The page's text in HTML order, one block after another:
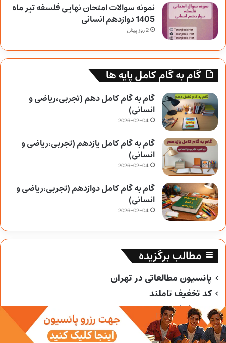
نمونه سوالات امتحان نهایی فلسفه تیر ماه
1405 دوازدهم انسانی
2 روز پیش
گام به گام کامل پایه ها
گام به گام کامل دهم (تجربی،ریاضی و
انسانی)
2026-02-04
گام به گام کامل یازدهم (تجربی،ریاضی و
انسانی)
2026-02-04
گام به گام کامل دوازدهم (تجربی،ریاضی و
انسانی)
2026-02-04
مطالب برگزیده
پانسیون مطالعاتی در تهران
کد تخفیف تاملند
کد تخفیف خیلی سبز